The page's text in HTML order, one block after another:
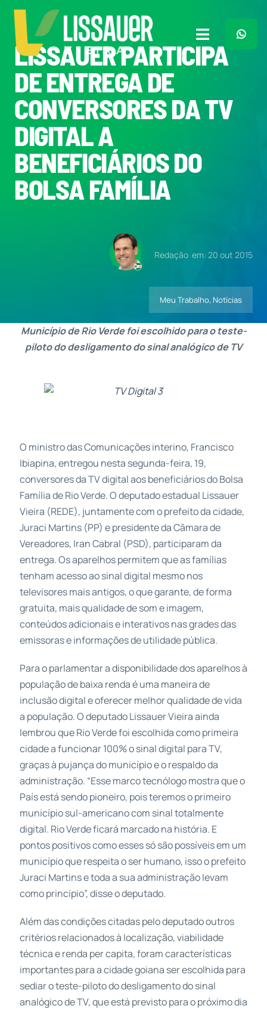
para
conteúdo
Toggle
Navigation
Home
Plano de Governo
Meu Trabalho
O Que Penso
LISSAUER PARTICIPA
DE ENTREGA DE
CONVERSORES DA TV
DIGITAL A
BENEFICIÁRIOS DO
BOLSA FAMÍLIA
Redação em: 20 out 2015
Meu Trabalho, Notícias
Município de Rio Verde foi escolhido para o teste-
piloto do desligamento do sinal analógico de TV
O ministro das Comunicações interino, Francisco
Ibiapina, entregou nesta segunda-feira, 19,
conversores da TV digital aos beneficiários do Bolsa
Família de Rio Verde. O deputado estadual Lissauer
Vieira (REDE), juntamente com o prefeito da cidade,
Juraci Martins (PP) e presidente da Câmara de
Vereadores, Iran Cabral (PSD), participaram da
entrega. Os aparelhos permitem que as famílias
tenham acesso ao sinal digital mesmo nos
televisores mais antigos, o que garante, de forma
gratuita, mais qualidade de som e imagem,
conteúdos adicionais e interativos nas grades das
emissoras e informações de utilidade pública.
Para o parlamentar a disponibilidade dos aparelhos à
população de baixa renda é uma maneira de
inclusão digital e oferecer melhor qualidade de vida
a população. O deputado Lissauer Vieira ainda
lembrou que Rio Verde foi escolhida como primeira
cidade a funcionar 100% o sinal digital para TV,
graças à pujança do município e o respaldo da
administração. “Esse marco tecnólogo mostra que o
País está sendo pioneiro, pois teremos o primeiro
município sul-americano com sinal totalmente
digital. Rio Verde ficará marcado na história. E
pontos positivos como esses só são possíveis em um
município que respeita o ser humano, isso o prefeito
Juraci Martins e toda a sua administração levam
como princípio”, disse o deputado.
Além das condições citadas pelo deputado outros
critérios relacionados à localização, viabilidade
técnica e renda per capita, foram características
importantes para a cidade goiana ser escolhida para
sediar o teste-piloto do desligamento do sinal
analógico de TV, que está previsto para o próximo dia